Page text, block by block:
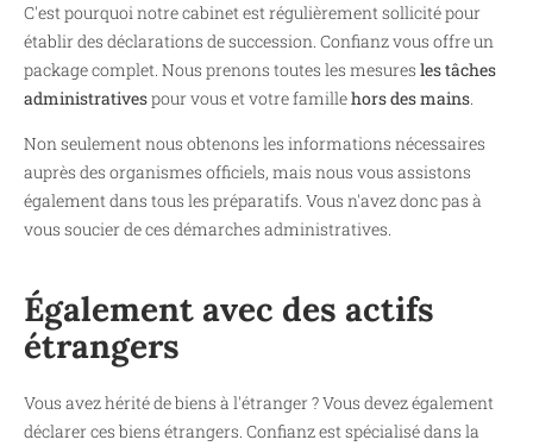
C'est pourquoi notre cabinet est régulièrement sollicité pour
établir des déclarations de succession. Confianz vous offre un
package complet. Nous prenons toutes les mesures les tâches
administrativespour vous et votre famillehors des mains.
Non seulement nous obtenons les informations nécessaires
auprès des organismes officiels, mais nous vous assistons
également dans tous les préparatifs. Vous n'avez donc pas à
vous soucier de ces démarches administratives.
Également avec des actifs
étrangers
Vous avez hérité de biens à l'étranger ? Vous devez également
déclarer ces biens étrangers. Confianz est spécialisé dans la